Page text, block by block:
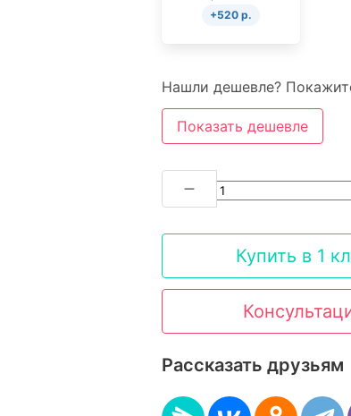
+520 р.
Нашли дешевле?
Показать дешевле
Купить в 1
Рассказать друзьям